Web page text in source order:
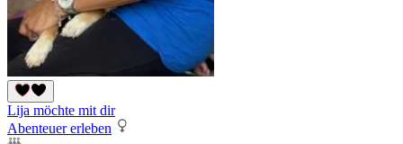
Lija möchte mit dir
Abenteuer erleben